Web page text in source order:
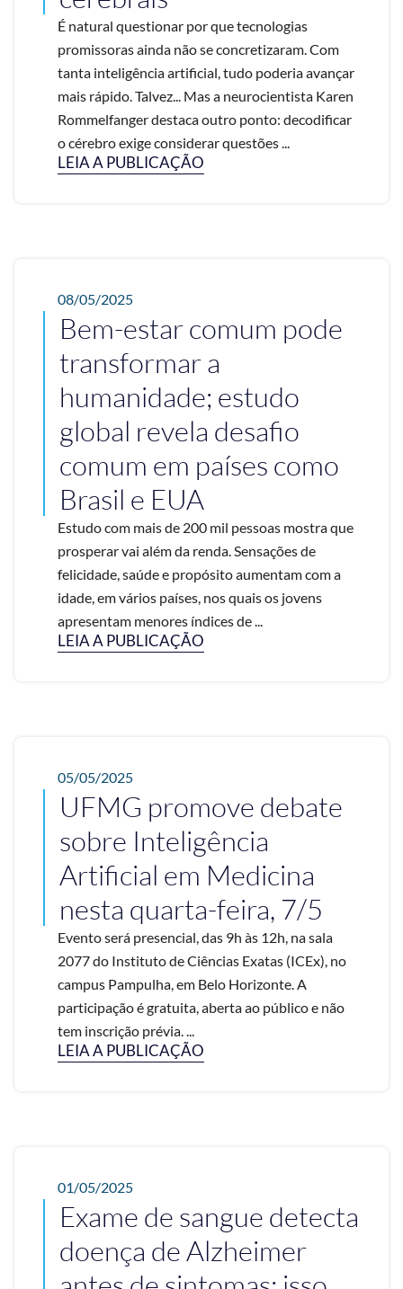
É natural questionar por que tecnologias
promissoras ainda não se concretizaram. Com
tanta inteligência artificial, tudo poderia avançar
mais rápido. Talvez... Mas a neurocientista Karen
Rommelfanger destaca outro ponto: decodificar
o cérebro exige considerar questões ...
LEIA A PUBLICAÇÃO
08/05/2025
Bem-estar comum pode
transformar a
humanidade; estudo
global revela desafio
comum em países como
Brasil e EUA
Estudo com mais de 200 mil pessoas mostra que
prosperar vai além da renda. Sensações de
felicidade, saúde e propósito aumentam com a
idade, em vários países, nos quais os jovens
apresentam menores índices de ...
LEIA A PUBLICAÇÃO
05/05/2025
UFMG promove debate
sobre Inteligência
Artificial em Medicina
nesta quarta-feira, 7/5
Evento será presencial, das 9h às 12h, na sala
2077 do Instituto de Ciências Exatas (ICEx), no
campus Pampulha, em Belo Horizonte. A
participação é gratuita, aberta ao público e não
tem inscrição prévia. ...
LEIA A PUBLICAÇÃO
01/05/2025
Exame de sangue detecta
doença de Alzheimer